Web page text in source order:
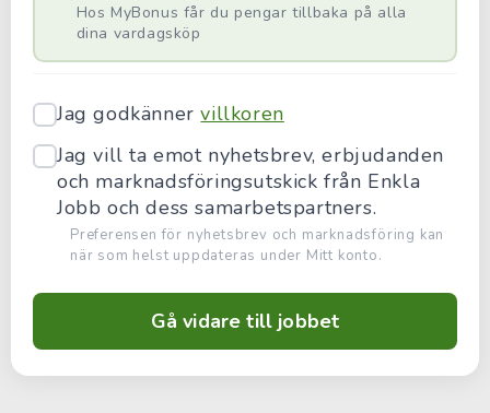
Hos MyBonus får du pengar tillbaka på alla
dina vardagsköp
Jag godkännervillkoren
Jag vill ta emot nyhetsbrev, erbjudanden
och marknadsföringsutskick från Enkla
Jobb och dess samarbetspartners.
Preferensen för nyhetsbrev och marknadsföring kan
när som helst uppdateras under Mitt konto.